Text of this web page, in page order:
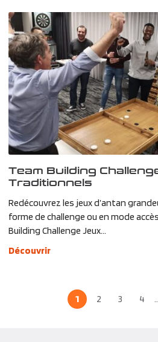
Team Building
Traditionnels
Redécouvrez les jeux d’antan
forme de challenge ou en mode
Building Challenge Jeux...
Découvrir
1 2 3 4